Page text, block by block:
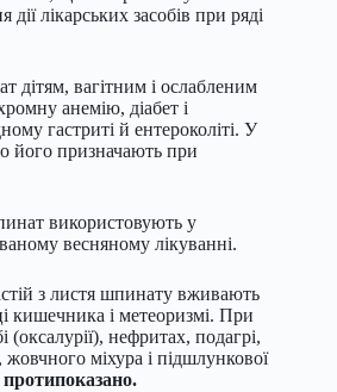
лікарських засобів при ряді
дітям, вагітним і ослабленим
анемію, діабет і
гастриті й ентероколіті. У
його призначають при
використовують у
весняному лікуванні.
з листя шпинату вживають
кишечника і метеоризмі. При
(оксалурії), нефритах, подагрі,
міхура і підшлункової
протипоказано.